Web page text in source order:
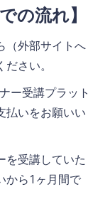
の流れ】
（外部サイトへ
さい。
ー受講プラット
払いをお願いい
を受講していた
から1ヶ月間で